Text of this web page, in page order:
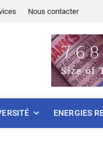
Nous contacter
ENERGIES